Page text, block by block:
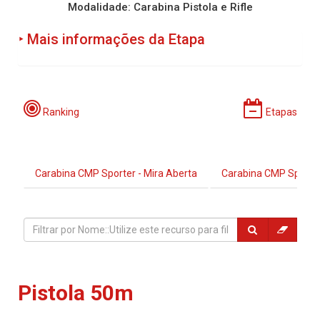
Modalidade: Carabina Pistola e Rifle
‣ Mais informações da Etapa
Período de Incrições:
Ranking Etapas
Carabina CMP Sporter - Mira Aberta Carabina CMP
Pistola 50m